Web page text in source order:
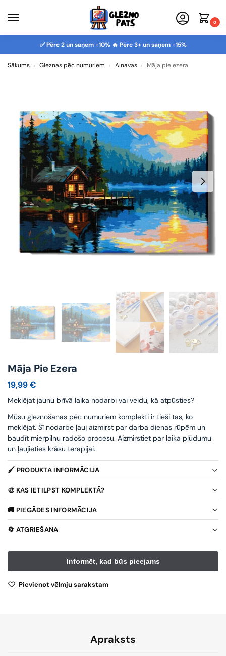
0
✅ Pērc 2 un saņem -10% 🔥 Pērc 3+ un saņem -15%
Sākums / Gleznas pēc numuriem / Ainavas / Māja pie ezera
Māja Pie Ezera
19,99€
Meklējat jaunu brīvā laika nodarbi vai veidu, kā atpūsties?
Mūsu gleznošanas pēc numuriem komplekti ir tieši tas, ko
meklējat. Šī nodarbe ļauj aizmirst par darba dienas rūpēm un
baudīt mierpilnu radošo procesu. Aizmirstiet par laika plūdumu
un ļaujieties krāsu terapijai.
🖌️ PRODUKTA INFORMĀCIJA
🎨 KAS IETILPST KOMPLEKTĀ?
🚚 PIEGĀDES INFORMĀCIJA
🔄 ATGRIEŠANA
Pievienot vēlmju sarakstam
Apraksts